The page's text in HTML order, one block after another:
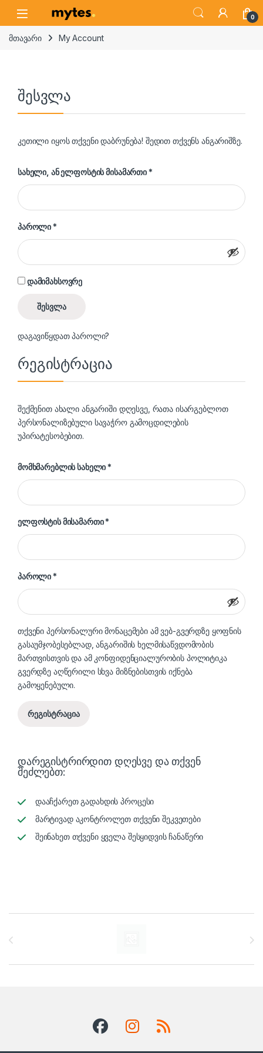
Open 0
მთავარი My Account
შესვლა
კეთილი იყოს თქვენი დაბრუნება! შედით თქვენს ანგარიშზე.
სახელი, ან ელფოსტის მისამართი *სავალდებულო
პაროლი *სავალდებულო
დამიმახსოვრე
შესვლა
დაგავიწყდათ პაროლი?
რეგისტრაცია
შექმენით ახალი ანგარიში დღესვე, რათა ისარგებლოთ
პერსონალიზებული სავაჭრო გამოცდილების
უპირატესობებით.
მომხმარებლის სახელი *
ელფოსტის მისამართი*
პაროლი *სავალდებულო
თქვენი პერსონალური მონაცემები ამ ვებ-გვერდზე ყოფნის
გასაუმჯობესებლად, ანგარიშის ხელმისაწვდომობის
მართვისთვის და ამ კონფიდენციალურობის პოლიტიკა
გვერდზე აღწერილი სხვა მიზნებისთვის იქნება
გამოყენებული.
რეგისტრაცია
დარეგისტრირდით დღესვე და თქვენ
შეძლებთ:
დააჩქარეთ გადახდის პროცესი
მარტივად აკონტროლეთ თქვენი შეკვეთები
შეინახეთ თქვენი ყველა შესყიდვის ჩანაწერი